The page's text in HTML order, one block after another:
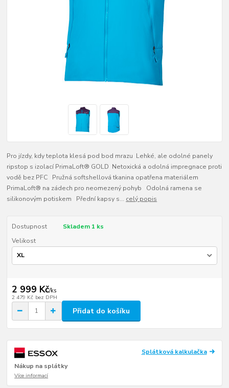
Pro jízdy, kdy teplota klesá pod bod mrazu Lehké, ale odolné panely
ripstop s izolací PrimaLoft® GOLD Netoxická a odolná impregnace proti
vodě bez PFC Pružná softshellová tkanina opatřena materiálem
PrimaLoft® na zádech pro neomezený pohyb Odolná ramena se
silikonovým potiskem Přední kapsy s... celý popis
Dostupnost
Skladem 1 ks
Velikost
2 999 Kč/ks
2 479 Kč bez DPH
Přidat do košíku
Splátková kalkulačka
Nákup na splátky
Více informací